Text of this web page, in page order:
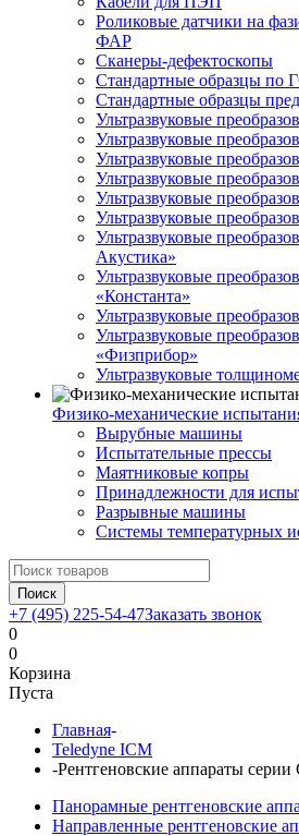
Роликовые датчики на
ФАР
Сканеры-дефектоскопы
Стандартные образцы
Стандартные образцы
Ультразвуковые
Ультразвуковые
Ультразвуковые
Ультразвуковые
Ультразвуковые
Ультразвуковые
Ультразвуковые
Акустика»
Ультразвуковые
«Константа»
Ультразвуковые
Ультразвуковые
«Физприбор»
Ультразвуковые
Физико-механические
Вырубные машины
Испытательные прессы
Маятниковые копры
Принадлежности для
Разрывные машины
Системы температурных
Поиск
+7 (495) 225-54-47Заказать звонок
0
0
Корзина
Пуста
Главная-
Teledyne ICM
-Рентгеновские аппараты серии
Панорамные рентгеновские
Направленные рентгеновские